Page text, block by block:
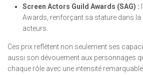
Screen Actors Guild Awards (SAG) :
Awards, renforçant sa stature dans
acteurs.
Ces prix reflètent non seulement ses
aussi son dévouement aux personnages
chaque rôle avec une intensité